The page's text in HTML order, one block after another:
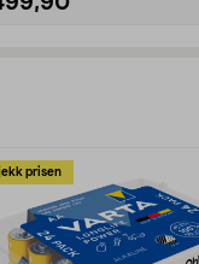
prisen